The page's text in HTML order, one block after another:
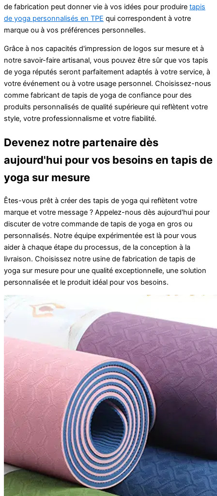
de fabrication peut donner vie à vos idées pour produire tapis
de yoga personnalisés en TPE qui correspondent à votre
marque ou à vos préférences personnelles.
Grâce à nos capacités d'impression de logos sur mesure et à
notre savoir-faire artisanal, vous pouvez être sûr que vos tapis
de yoga réputés seront parfaitement adaptés à votre service, à
votre événement ou à votre usage personnel. Choisissez-nous
comme fabricant de tapis de yoga de confiance pour des
produits personnalisés de qualité supérieure qui reflètent votre
style, votre professionnalisme et votre fiabilité.
Devenez notre partenaire dès
aujourd'hui pour vos besoins en tapis de
yoga sur mesure
Êtes-vous prêt à créer des tapis de yoga qui reflètent votre
marque et votre message ? Appelez-nous dès aujourd'hui pour
discuter de votre commande de tapis de yoga en gros ou
personnalisés. Notre équipe expérimentée est là pour vous
aider à chaque étape du processus, de la conception à la
livraison. Choisissez notre usine de fabrication de tapis de
yoga sur mesure pour une qualité exceptionnelle, une solution
personnalisée et le produit idéal pour vos besoins.